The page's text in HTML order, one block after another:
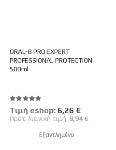
ORAL-B PRO EXPERT
PROFESSIONAL PROTECTION
500ml
Βαθμολογία:
100%
Tιμή eshop: Ειδική
Τιμή
6,26 €
Προτ. λιανική τιμή: 8,94 €
Εξαντλημένο